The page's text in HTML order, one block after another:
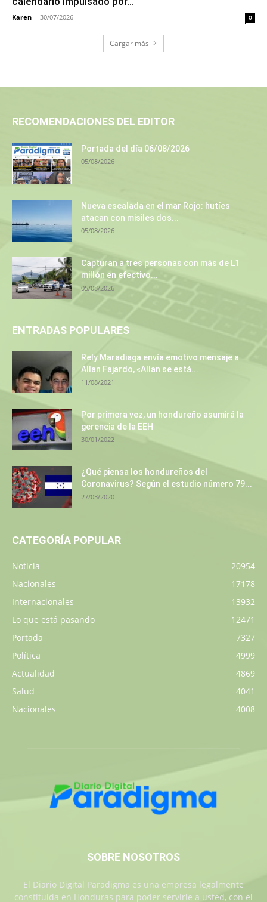
Karen - 30/07/2026 0
Cargar más
RECOMENDACIONES DEL EDITOR
Portada del día 06/08/2026
05/08/2026
Nueva escalada en el mar Rojo: hutíes
atacan con misiles dos...
05/08/2026
Capturan a tres personas con más de L1
millón en efectivo...
05/08/2026
ENTRADAS POPULARES
Rely Maradiaga envía emotivo mensaje a
Allan Fajardo, «Allan se está...
11/08/2021
Por primera vez, un hondureño asumirá la
gerencia de la EEH
30/01/2022
¿Qué piensa los hondureños del
Coronavirus? Según el estudio número 79...
27/03/2020
CATEGORÍA POPULAR
Noticia
20954
Nacionales
17178
Internacionales
13932
Lo que está pasando
12471
Portada
7327
Política
4999
Actualidad
4869
Salud
4041
Nacionales
4008
SOBRE NOSOTROS
El Diario Digital Paradigma es una empresa legalmente
constituida en Honduras para poder servirle a usted, con el